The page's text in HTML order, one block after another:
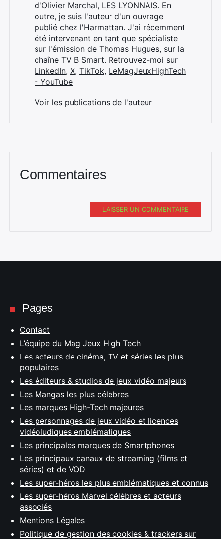
d'Olivier Marchal, LES LYONNAIS. En
outre, je suis l'auteur d'un ouvrage
publié chez l'Harmattan. J'ai récemment
été intervenant en tant que spécialiste
sur l'émission de Thomas Hugues, sur la
chaîne TV B Smart. Retrouvez-moi sur
LinkedIn, X, TikTok, LeMagJeuxHighTech
- YouTube
Voir les publications de l'auteur
Commentaires
LAISSER UN COMMENTAIRE
Pages
Contact
L’équipe du Mag Jeux High Tech
Les acteurs de cinéma, TV et séries les plus
populaires
Les éditeurs & studios de jeux vidéo majeurs
Les Mangas les plus célèbres
Les marques High-Tech majeures
Les personnages de jeux vidéo et licences
vidéoludiques emblématiques
Les principales marques de Smartphones
Les principaux canaux de streaming (films et
séries) et de VOD
Les super-héros les plus emblématiques et connus
Les super-héros Marvel célèbres et acteurs
associés
Mentions Légales
Politique de gestion des cookies & trackers sur